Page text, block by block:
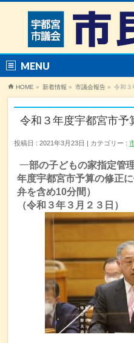
MENU
HOME » 新着情報 » 市議会報告 » 令和３
令和３年度宇都宮市予
投稿日 : 2021年3月23日 カテゴリー :
一部の子どもの家指定管
年度宇都宮市予算の修正
弁を含め10分間）
（令和３年３月２３日）